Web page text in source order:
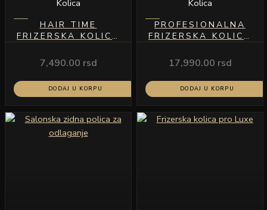
Kolica
HAIR TIME
FRIZERSKA KOLICA
E101
7,490.00 rsd
DODAJ U KORPU
Kolica
PROFESIONALNA
FRIZERSKA KOLICA
17,990.00 rsd
DODAJ U KORPU